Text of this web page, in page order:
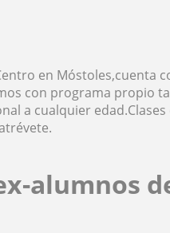
en Móstoles,cuenta
con programa propio
a cualquier
alumnos